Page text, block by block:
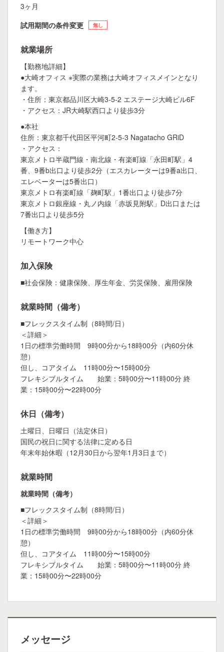
3ヶ月
試用期間の条件変更
無し
就業場所
【勤務地詳細】
●大崎オフィス ※実際の業務は大崎オフィスメインとなり
ます。
・住所：東京都品川区大崎3-5-2 エステージ大崎ビル6F
・アクセス：JR大崎駅西口より徒歩3分
●本社
住所：東京都千代田区平河町2-5-3 Nagatacho GRiD
・アクセス：
東京メトロ半蔵門線・南北線・有楽町線「永田町駅」4
番、9番b出口より徒歩2分（エスカレーターは9番a出口、
エレベーターは5番出口）
東京メトロ有楽町線「麹町駅」1番出口より徒歩7分
東京メトロ銀座線・丸ノ内線「赤坂見附駅」D出口または
7番出口より徒歩5分
【働き方】
リモートワーク中心
加入保険
■社会保険：健康保険、厚生年金、労災保険、雇用保険
就業時間（備考）
■フレックスタイム制（8時間/日）
＜詳細＞
1日の標準労働時間 9時00分から18時00分（内60分休
憩）
但し、コアタイム 11時00分〜15時00分
フレキシブルタイム 始業：5時00分〜11時00分 終
業：15時00分〜22時00分
休日（備考）
土曜日、日曜日（法定休日）
国民の祝日に関する法律に定める日
年末年始休暇（12月30日から翌年1月3日まで）
就業時間
就業時間（備考）
■フレックスタイム制（8時間/日）
＜詳細＞
1日の標準労働時間 9時00分から18時00分（内60分休
憩）
但し、コアタイム 11時00分〜15時00分
フレキシブルタイム 始業：5時00分〜11時00分 終
業：15時00分〜22時00分
メッセージ